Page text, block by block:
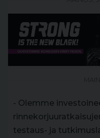
- Olemme
testaus- ja